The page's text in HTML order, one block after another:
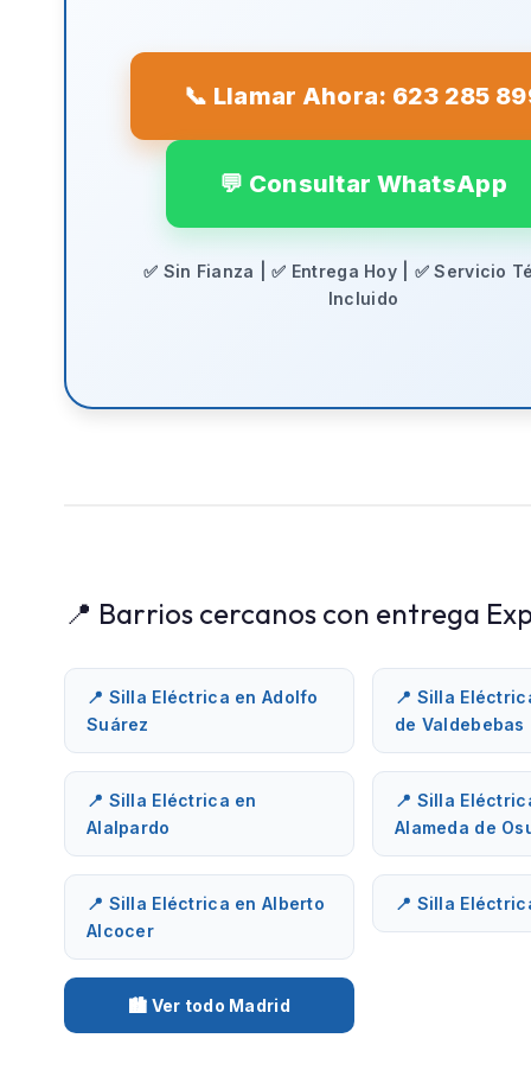
📞 Llamar Ahora: 623 285
💬 Consultar WhatsApp
✅ Sin Fianza | ✅ Entrega Hoy | ✅ Servicio
Incluido
📍 Barrios cercanos con entrega
📍 Silla Eléctrica en Adolfo
Suárez
📍 Silla
de Valdebebas
📍 Silla Eléctrica en
Alalpardo
📍 Silla
Alameda de
📍 Silla Eléctrica en Alberto
Alcocer
📍 Silla
🏙️ Ver todo Madrid